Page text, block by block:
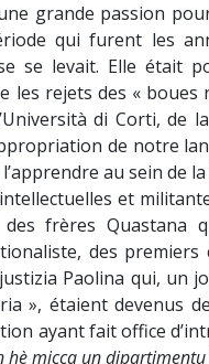
grande passion
qui furent les
se levait. Elle était
les rejets des « boues
di Corti, de
de notre
au sein de
et
frères Quastana
des
Paolina qui, un
», étaient devenus
ayant fait office
hè micca un